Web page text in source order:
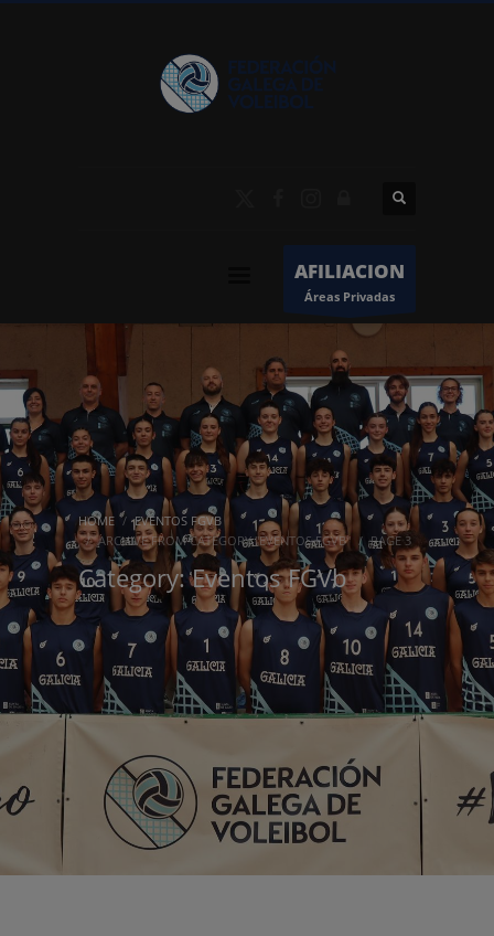
AFILIACION
Áreas Privadas
HOME
EVENTOS FGVB
ARCHIVE FROM CATEGORY "EVENTOS FGVB"
PAGE 3
Category: Eventos FGVb